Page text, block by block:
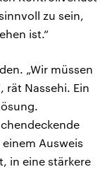
zu sein,
ist.“
„Wir müssen
rät Nassehi. Ein
Ausweis
in eine stärkere